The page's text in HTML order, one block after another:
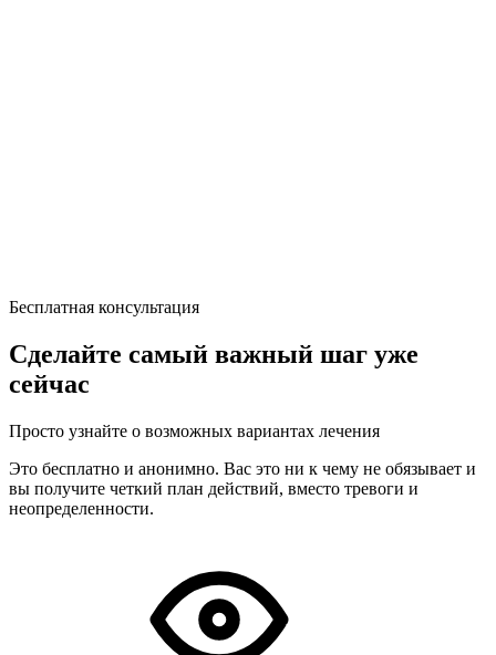
Бесплатная консультация
Сделайте самый важный шаг уже
сейчас
Просто узнайте о возможных вариантах лечения
Это бесплатно и анонимно. Вас это ни к чему не обязывает и
вы получите четкий план действий, вместо тревоги и
неопределенности.